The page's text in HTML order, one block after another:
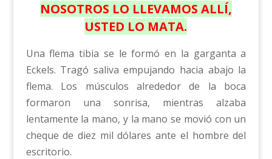
NOSOTROS LO LLEVAMOS ALLÍ,
USTED LO MATA.
Una flema tibia se le formó en la garganta a
Eckels. Tragó saliva empujando hacia abajo la
flema. Los músculos alrededor de la boca
formaron una sonrisa, mientras alzaba
lentamente la mano, y la mano se movió con un
cheque de diez mil dólares ante el hombre del
escritorio.